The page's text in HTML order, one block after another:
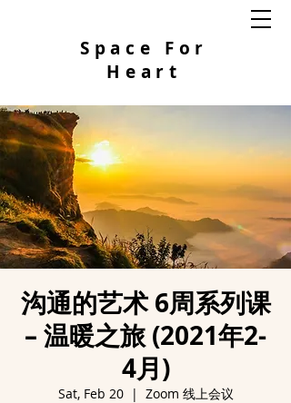
Space For
Heart
沟通的艺术 6周系列课
– 温暖之旅 (2021年2-
4月)
Sat, Feb 20
  |
Zoom 线上会议